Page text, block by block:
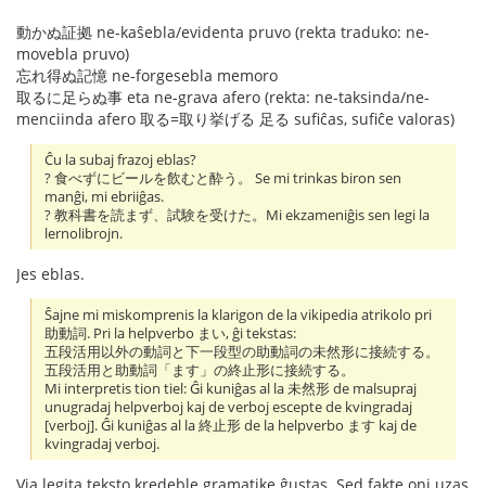
動かぬ証拠 ne-kaŝebla/evidenta pruvo (rekta traduko: ne-
movebla pruvo)
忘れ得ぬ記憶 ne-forgesebla memoro
取るに足らぬ事 eta ne-grava afero (rekta: ne-taksinda/ne-
menciinda afero 取る=取り挙げる 足る sufiĉas, sufiĉe valoras)
Ĉu la subaj frazoj eblas?
? 食べずにビールを飲むと酔う。 Se mi trinkas biron sen
manĝi, mi ebriiĝas.
? 教科書を読まず、試験を受けた。Mi ekzameniĝis sen legi la
lernolibrojn.
Jes eblas.
Ŝajne mi miskomprenis la klarigon de la vikipedia atrikolo pri
助動詞. Pri la helpverbo まい, ĝi tekstas:
五段活用以外の動詞と下一段型の助動詞の未然形に接続する。
五段活用と助動詞「ます」の終止形に接続する。
Mi interpretis tion tiel: Ĝi kuniĝas al la 未然形 de malsupraj
unugradaj helpverboj kaj de verboj escepte de kvingradaj
[verboj]. Ĝi kuniĝas al la 終止形 de la helpverbo ます kaj de
kvingradaj verboj.
Via legita teksto kredeble gramatike ĝustas. Sed fakte oni uzas